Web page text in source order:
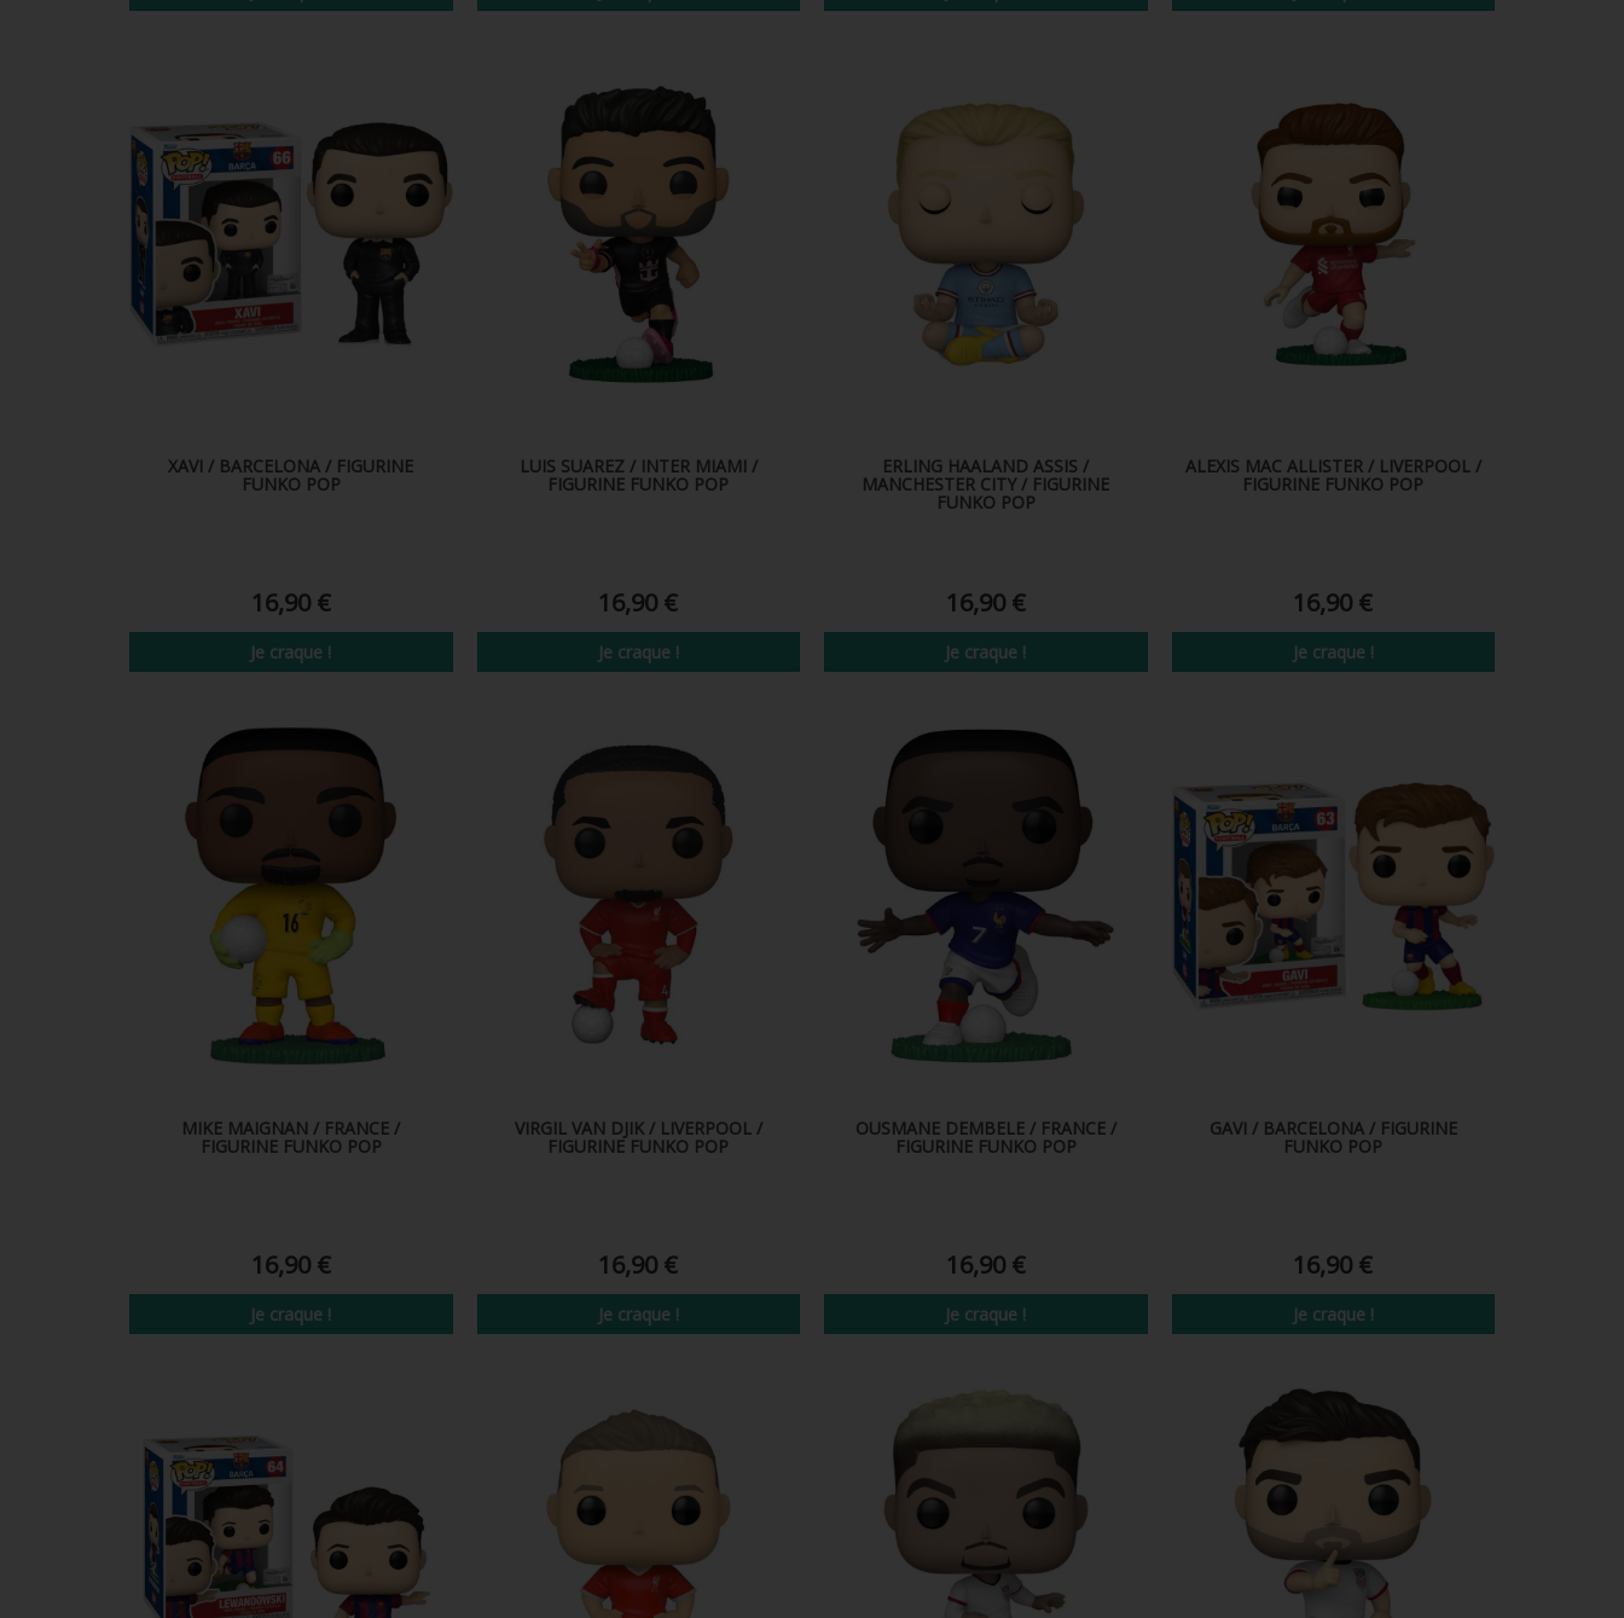
XAVI / BARCELONA / FIGURINE
FUNKO POP
16,90 €
Je craque !
LUIS SUAREZ / INTER MIAMI /
FIGURINE FUNKO POP
16,90 €
Je craque !
ERLING HAALAND ASSIS /
MANCHESTER CITY / FIGURINE
FUNKO POP
16,90 €
Je craque !
ALEXIS MAC ALLISTER / LIVERPOOL /
FIGURINE FUNKO POP
16,90 €
Je craque !
MIKE MAIGNAN / FRANCE /
FIGURINE FUNKO POP
16,90 €
Je craque !
VIRGIL VAN DJIK / LIVERPOOL /
FIGURINE FUNKO POP
16,90 €
Je craque !
OUSMANE DEMBELE / FRANCE /
FIGURINE FUNKO POP
16,90 €
Je craque !
GAVI / BARCELONA / FIGURINE
FUNKO POP
16,90 €
Je craque !